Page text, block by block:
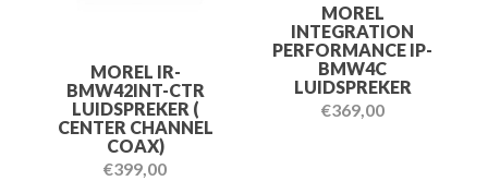
MOREL IR-
BMW42INT-CTR
LUIDSPREKER (
CENTER CHANNEL
COAX)
€399,00
MOREL
INTEGRATION
PERFORMANCE IP-
BMW4C
LUIDSPREKER
€369,00